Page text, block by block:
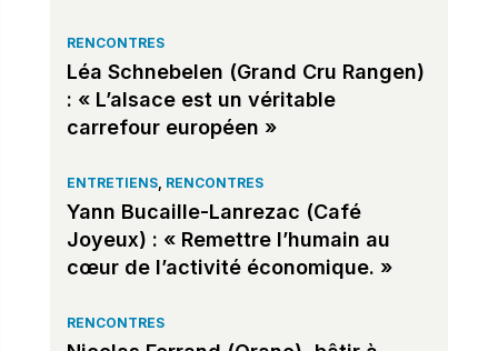
RENCONTRES
Léa Schnebelen (Grand Cru Rangen)
: « L’alsace est un véritable
carrefour européen »
ENTRETIENS, RENCONTRES
Yann Bucaille-Lanrezac (Café
Joyeux) : « Remettre l’humain au
cœur de l’activité économique. »
RENCONTRES